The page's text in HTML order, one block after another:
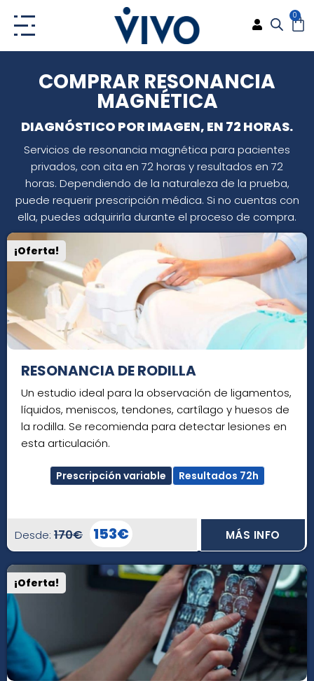
0
COMPRAR RESONANCIA
MAGNÉTICA
DIAGNÓSTICO POR IMAGEN, EN 72 HORAS.
Servicios de resonancia magnética para pacientes
privados, con cita en 72 horas y resultados en 72
horas. Dependiendo de la naturaleza de la prueba,
puede requerir prescripción médica. Si no cuentas con
ella, puedes adquirirla durante el proceso de compra.
¡Oferta!
RESONANCIA DE RODILLA
Un estudio ideal para la observación de ligamentos,
líquidos, meniscos, tendones, cartílago y huesos de
la rodilla. Se recomienda para detectar lesiones en
esta articulación.
Prescripción variable Resultados 72h
Desde: 170€ 153€ MÁS INFO
¡Oferta!